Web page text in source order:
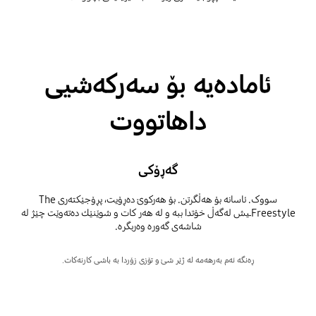
ئامادەیە بۆ سەرکەشیی
داهاتووت
گەڕۆکی
سووک. ئاسانە بۆ هەڵگرتن. بۆ هەرکوێ دەڕۆیت، پڕۆجێکتەری The
Freestyleـیش لەگەڵ خۆتدا ببە و لە هەر کات و شوێنێك دەتەوێت چێژ لە
شاشەی گەورە وەربگرە.
ڕەنگە ئەم بەرهەمە لە ژێر شێ و تۆزی زۆردا بە باشی کارنەکات.